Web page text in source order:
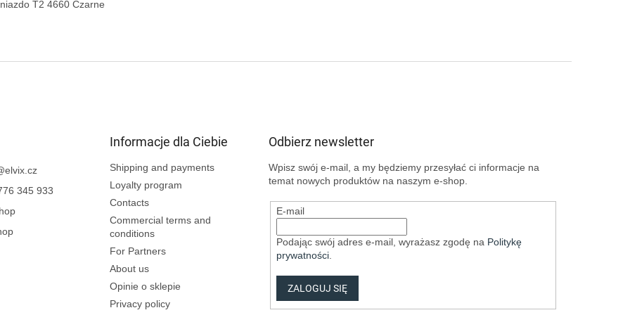
elvix.cz
345 933
Informacje dla Ciebie
Shipping and payments
Loyalty program
Contacts
Commercial terms and
conditions
For Partners
About us
Opinie o sklepie
Privacy policy
Odbierz newsletter
Wpisz swój e-mail, a my będziemy przesyłać ci informacje na
temat nowych produktów na naszym e-shop.
E-mail
Podając swój adres e-mail, wyrażasz zgodę na Politykę
prywatności.
ZALOGUJ SIĘ